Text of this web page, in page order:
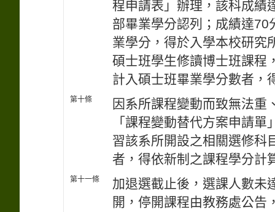
程申請表」辦理，該科成績
部畢業學分認列；成績達
業學分，得於入學本校研究
碩士班學生修讀博士班課程
計入碩士班畢業學分數者，
第十條
因系所課程變動而致無法重
「課程變動替代方案申請
習該系所開設之相關選修科
者，得依新制之課程學分計
第十一條
加退選截止後，選課人數未
開，停開課程由教務處公告